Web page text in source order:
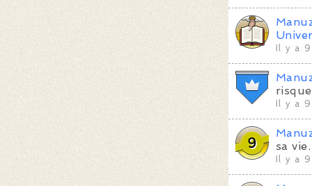
Il y a
Il y a
sa vie.
Il y a